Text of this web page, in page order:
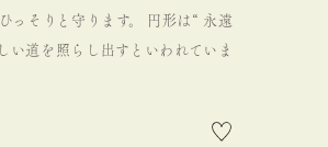
っそりと守ります。 円形は“ 永遠
い道を照らし出すといわれていま